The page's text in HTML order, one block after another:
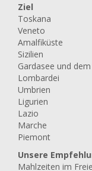
Ziel
Toskana
Veneto
Amalfiküste
Sizilien
Gardasee und
Lombardei
Umbrien
Ligurien
Lazio
Marche
Piemont
Unsere
Mahlzeiten im